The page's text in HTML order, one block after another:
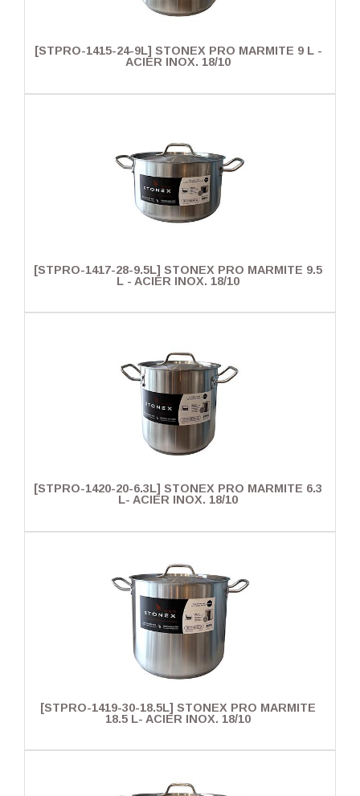
[STPRO-1415-24-9L] STONEX PRO MARMITE 9 L -
ACIER INOX. 18/10
[STPRO-1417-28-9.5L] STONEX PRO MARMITE 9.5
L - ACIER INOX. 18/10
[STPRO-1420-20-6.3L] STONEX PRO MARMITE 6.3
L- ACIER INOX. 18/10
[STPRO-1419-30-18.5L] STONEX PRO MARMITE
18.5 L- ACIER INOX. 18/10